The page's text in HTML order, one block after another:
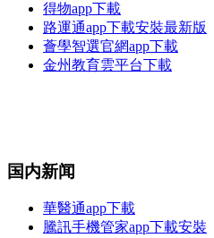
得物app下載
路運通app下載安裝最新版
薈學智選官網app下載
金州教育雲平台下載
国内新闻
華醫通app下載
騰訊手機管家app下載安裝